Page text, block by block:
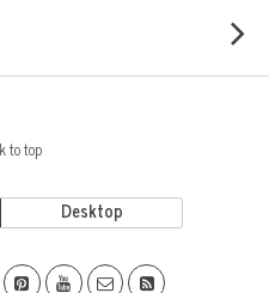
to top
Desktop